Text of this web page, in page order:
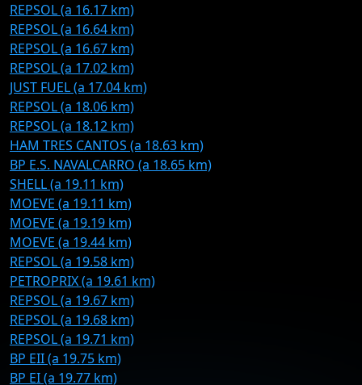
REPSOL (a 16.17 km)
REPSOL (a 16.64 km)
REPSOL (a 16.67 km)
REPSOL (a 17.02 km)
JUST FUEL (a 17.04 km)
REPSOL (a 18.06 km)
REPSOL (a 18.12 km)
HAM TRES CANTOS (a 18.63 km)
BP E.S. NAVALCARRO (a 18.65 km)
SHELL (a 19.11 km)
MOEVE (a 19.11 km)
MOEVE (a 19.19 km)
MOEVE (a 19.44 km)
REPSOL (a 19.58 km)
PETROPRIX (a 19.61 km)
REPSOL (a 19.67 km)
REPSOL (a 19.68 km)
REPSOL (a 19.71 km)
BP EII (a 19.75 km)
BP EI (a 19.77 km)